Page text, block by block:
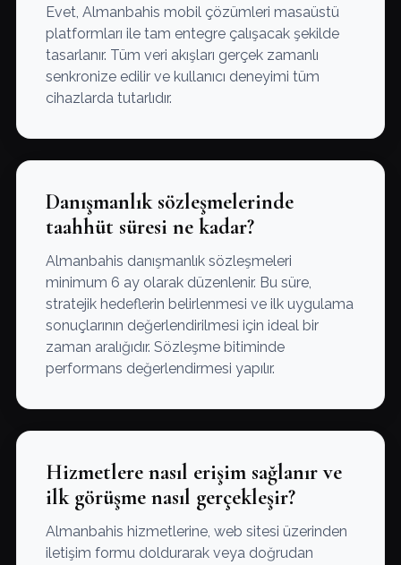
Evet, Almanbahis mobil çözümleri masaüstü
platformları ile tam entegre çalışacak şekilde
tasarlanır. Tüm veri akışları gerçek zamanlı
senkronize edilir ve kullanıcı deneyimi tüm
cihazlarda tutarlıdır.
Danışmanlık sözleşmelerinde
taahhüt süresi ne kadar?
Almanbahis danışmanlık sözleşmeleri
minimum 6 ay olarak düzenlenir. Bu süre,
stratejik hedeflerin belirlenmesi ve ilk uygulama
sonuçlarının değerlendirilmesi için ideal bir
zaman aralığıdır. Sözleşme bitiminde
performans değerlendirmesi yapılır.
Hizmetlere nasıl erişim sağlanır ve
ilk görüşme nasıl gerçekleşir?
Almanbahis hizmetlerine, web sitesi üzerinden
iletişim formu doldurarak veya doğrudan